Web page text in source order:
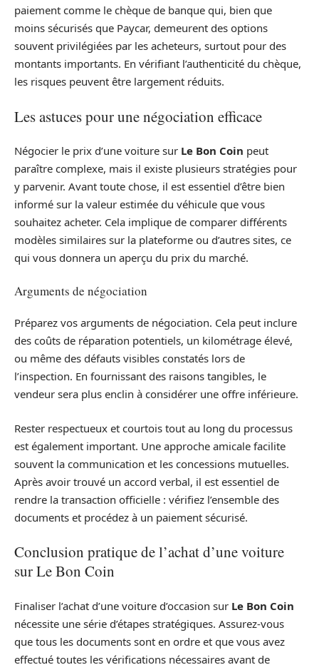
paiement comme le chèque de banque qui, bien que
moins sécurisés que Paycar, demeurent des options
souvent privilégiées par les acheteurs, surtout pour des
montants importants. En vérifiant l’authenticité du chèque,
les risques peuvent être largement réduits.
Les astuces pour une négociation efficace
Négocier le prix d’une voiture sur Le Bon Coin peut
paraître complexe, mais il existe plusieurs stratégies pour
y parvenir. Avant toute chose, il est essentiel d’être bien
informé sur la valeur estimée du véhicule que vous
souhaitez acheter. Cela implique de comparer différents
modèles similaires sur la plateforme ou d’autres sites, ce
qui vous donnera un aperçu du prix du marché.
Arguments de négociation
Préparez vos arguments de négociation. Cela peut inclure
des coûts de réparation potentiels, un kilométrage élevé,
ou même des défauts visibles constatés lors de
l’inspection. En fournissant des raisons tangibles, le
vendeur sera plus enclin à considérer une offre inférieure.
Rester respectueux et courtois tout au long du processus
est également important. Une approche amicale facilite
souvent la communication et les concessions mutuelles.
Après avoir trouvé un accord verbal, il est essentiel de
rendre la transaction officielle : vérifiez l’ensemble des
documents et procédez à un paiement sécurisé.
Conclusion pratique de l’achat d’une voiture
sur Le Bon Coin
Finaliser l’achat d’une voiture d’occasion sur Le Bon Coin
nécessite une série d’étapes stratégiques. Assurez-vous
que tous les documents sont en ordre et que vous avez
effectué toutes les vérifications nécessaires avant de